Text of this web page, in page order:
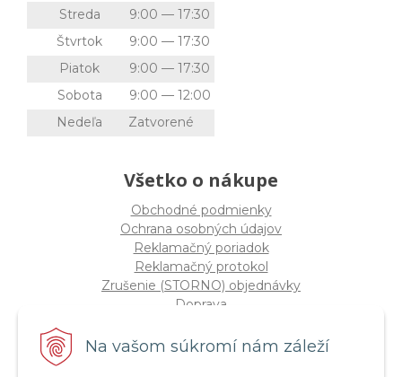
Na vašom súkromí nám záleží
Streda
9:00 — 17:30
Štvrtok
9:00 — 17:30
Piatok
9:00 — 17:30
Sobota
9:00 — 12:00
Nedeľa
Zatvorené
Všetko o nákupe
Obchodné podmienky
Ochrana osobných údajov
Reklamačný poriadok
Reklamačný protokol
Zrušenie (STORNO) objednávky
Doprava
Štatút súťaže "Vianoce 2025"